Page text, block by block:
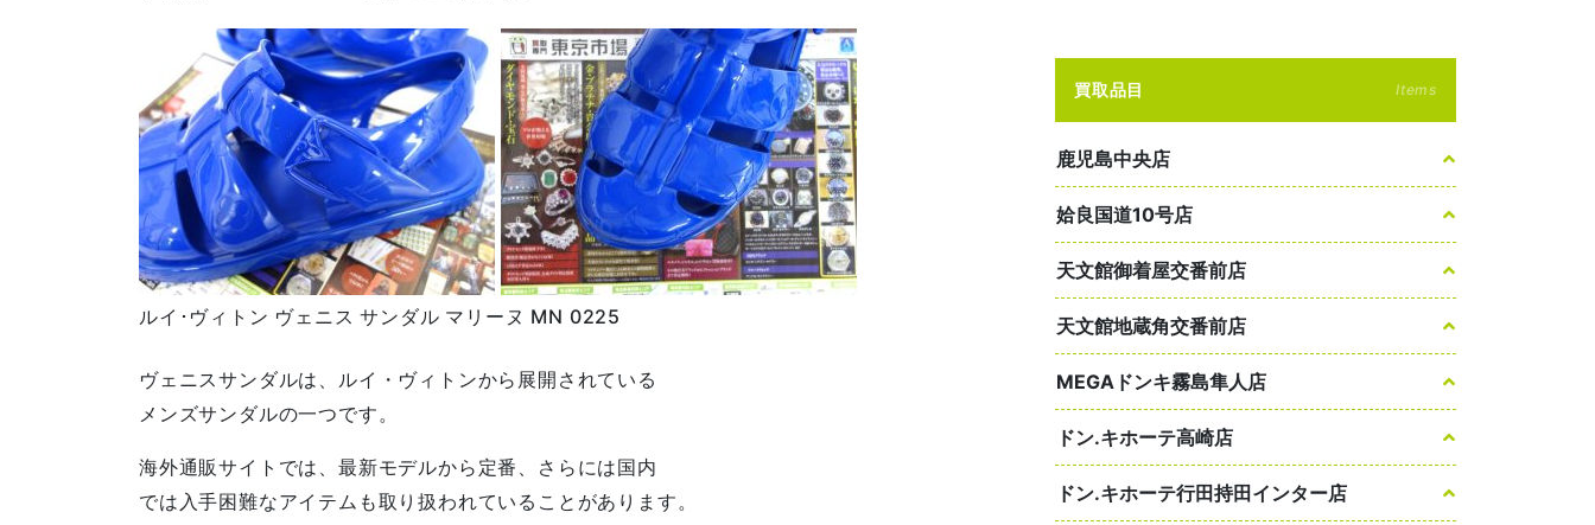
ルイ･ヴィトン ヴェニス サンダル マリーヌ MN 0225
ヴェニスサンダルは、ルイ・ヴィトンから展開されている
メンズサンダルの一つです。
海外通販サイトでは、最新モデルから定番、さらには国内
では入手困難なアイテムも取り扱われていることがあります。
買取品目 Items
鹿児島中央店
姶良国道10号店
天文館御着屋交番前店
天文館地蔵角交番前店
MEGAドンキ霧島隼人店
ドン.キホーテ高崎店
ドン.キホーテ行田持田インター店